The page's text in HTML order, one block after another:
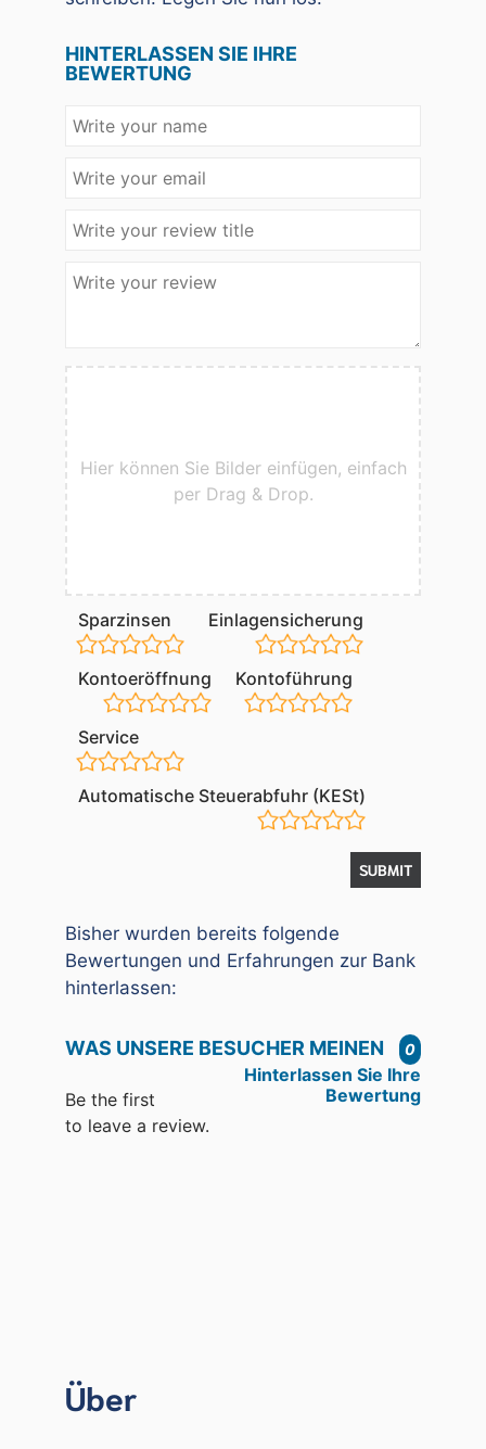
HINTERLASSEN SIE IHRE
BEWERTUNG
Hier können Sie Bilder einfügen, einfach
per Drag & Drop.
Sparzinsen Einlagensicherung
Kontoeröffnung Kontoführung
Service
Automatische Steuerabfuhr (KESt)
Bisher wurden bereits folgende
Bewertungen und Erfahrungen zur Bank
hinterlassen:
WAS UNSERE BESUCHER MEINEN 0
Hinterlassen Sie Ihre
Bewertung
Be the first
to leave a review.
Über